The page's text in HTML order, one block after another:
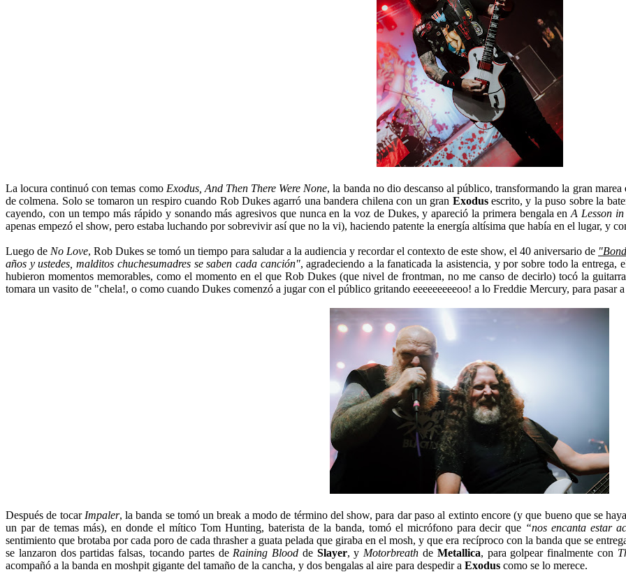
La locura continuó con temas como Exodus, And Then There Were None, la banda no dio descanso al público, transformando la gran
de colmena. Solo se tomaron un respiro cuando Rob Dukes agarró una bandera chilena con un gran Exodus escrito, y la puso sobre la
cayendo, con un tempo más rápido y sonando más agresivos que nunca en la voz de Dukes, y apareció la primera bengala enA Lesson
apenas empezó el show, pero estaba luchando por sobrevivir así que no la vi), haciendo patente la energía altísima que había en el lugar, y
Luego de No Love, Rob Dukes se tomó un tiempo para saludar a la audiencia y recordar el contexto de este show, el 40 aniversario de
años y ustedes, malditos chuchesumadres se saben cada canción", agradeciendo a la fanaticada la asistencia, y por sobre todo la
hubieron momentos memorables, como el momento en el que Rob Dukes (que nivel de frontman, no me canso de decirlo) tocó la
tomara un vasito de "chela!, o como cuando Dukes comenzó a jugar con el público gritando eeeeeeeeeoo! a lo Freddie Mercury, para pasar
Después de tocar Impaler, la banda se tomó un break a modo de término del show, para dar paso al extinto encore (y que bueno que se
un par de temas más), en donde el mítico Tom Hunting, baterista de la banda, tomó el micrófono para decir que “nos encanta estar
sentimiento que brotaba por cada poro de cada thrasher a guata pelada que giraba en el mosh, y que era recíproco con la banda que se
se lanzaron dos partidas falsas, tocando partes de Raining Blood de Slayer, y Motorbreathde Metallica, para golpear finalmente con
acompañó a la banda en moshpit gigante del tamaño de la cancha, y dos bengalas al aire para despedir a Exodus como se lo merece.